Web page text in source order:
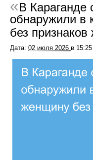
В Караганде
обнаружили в
без признаков
Дата: 02 июля 2026 в 15:25